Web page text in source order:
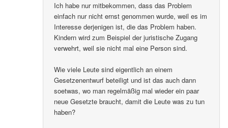
Ich habe nur mitbekommen, dass das Problem
einfach nur nicht ernst genommen wurde, weil es im
Interesse derjenigen ist, die das Problem haben.
Kindern wird zum Beispiel der juristische Zugang
verwehrt, weil sie nicht mal eine Person sind.
Wie viele Leute sind eigentlich an einem
Gesetzenentwurf beteiligt und ist das auch dann
soetwas, wo man regelmäßig mal wieder ein paar
neue Gesetzte braucht, damit die Leute was zu tun
haben?